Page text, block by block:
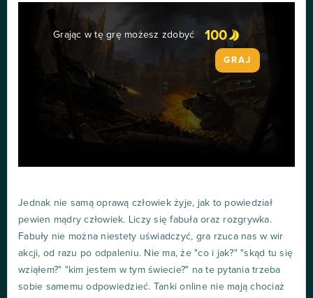
Grając w tę grę możesz zdobyć 100
GRAJ
Jednak nie samą oprawą człowiek żyje, jak to powiedział
pewien mądry człowiek. Liczy się fabuła oraz rozgrywka.
Fabuły nie można niestety uświadczyć, gra rzuca nas w wir
akcji, od razu po odpaleniu. Nie ma, że "co i jak?" "skąd tu się
wziąłem?" "kim jestem w tym świecie?" na te pytania trzeba
sobie samemu odpowiedzieć. Tanki online nie mają chociaż